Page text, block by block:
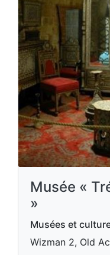
Musée «
»
Musées et
Wizman 2, Old